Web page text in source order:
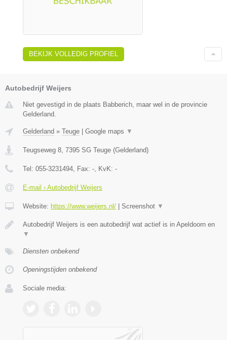
BEKIJK VOLLEDIG PROFIEL
Autobedrijf Weijers
Niet gevestigd in de plaats Babberich, maar wel in de provincie
Gelderland.
Gelderland » Teuge Google maps ▼
Teugseweg 8, 7395 SG Teuge (Gelderland)
Tel: 055-3231494, Fax: -, KvK: -
E-mail › Autobedrijf Weijers
Website: https://www.weijers.nl/ Screenshot ▼
Autobedrijf Weijers is een autobedrijf wat actief is in Apeldoorn en
▼
Diensten onbekend
Openingstijden onbekend
Sociale media: